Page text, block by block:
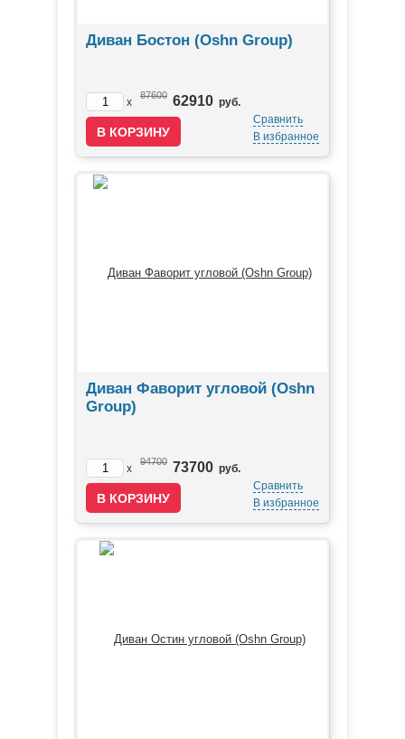
Диван Бостон (Oshn Group)
x
87600 62910 руб.
Сравнить
В избранное
Диван Фаворит угловой (Oshn
Group)
x
94700 73700 руб.
Сравнить
В избранное